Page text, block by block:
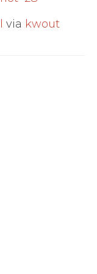
via kwout